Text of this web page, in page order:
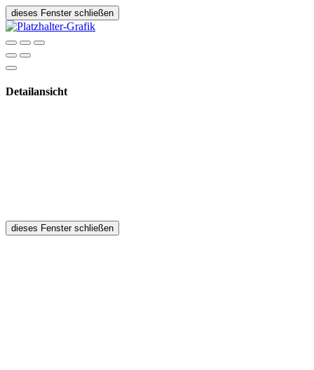
dieses Fenster schließen
Detailansicht
dieses Fenster schließen